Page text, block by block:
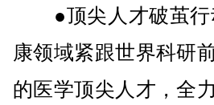
●顶尖人才破茧行
康领域紧跟世界科研
的医学顶尖人才，全